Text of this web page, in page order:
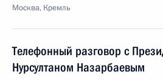
Москва, Кремль
Телефонный разговор с
Нурсултаном Назарбаевым